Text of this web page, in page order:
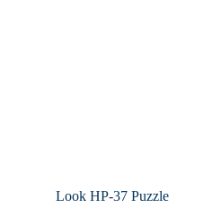
Look HP-37 Puzzle